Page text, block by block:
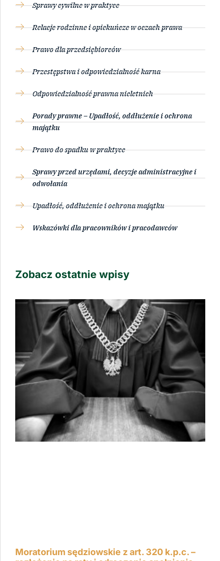
Sprawy cywilne w praktyce
Relacje rodzinne i opiekuńcze w oczach prawa
Prawo dla przedsiębiorców
Przestępstwa i odpowiedzialność karna
Odpowiedzialność prawna nieletnich
Porady prawne – Upadłość, oddłużenie i ochrona
majątku
Prawo do spadku w praktyce
Sprawy przed urzędami, decyzje administracyjne i
odwołania
Upadłość, oddłużenie i ochrona majątku
Wskazówki dla pracowników i pracodawców
Zobacz ostatnie wpisy
Moratorium sędziowskie z art. 320 k.p.c. –